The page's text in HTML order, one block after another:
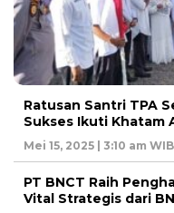
Ratusan Santri TPA
Sukses Ikuti Khatam
Mei 15, 2025 | 3:10 am WIB
PT BNCT Raih
Vital Strategis dari